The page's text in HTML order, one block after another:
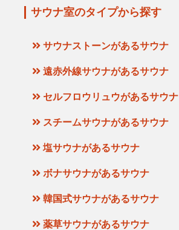
サウナ室のタイプから探す
サウナストーンがあるサウナ
遠赤外線サウナがあるサウナ
セルフロウリュウがあるサウナ
スチームサウナがあるサウナ
塩サウナがあるサウナ
ボナサウナがあるサウナ
韓国式サウナがあるサウナ
薬草サウナがあるサウナ